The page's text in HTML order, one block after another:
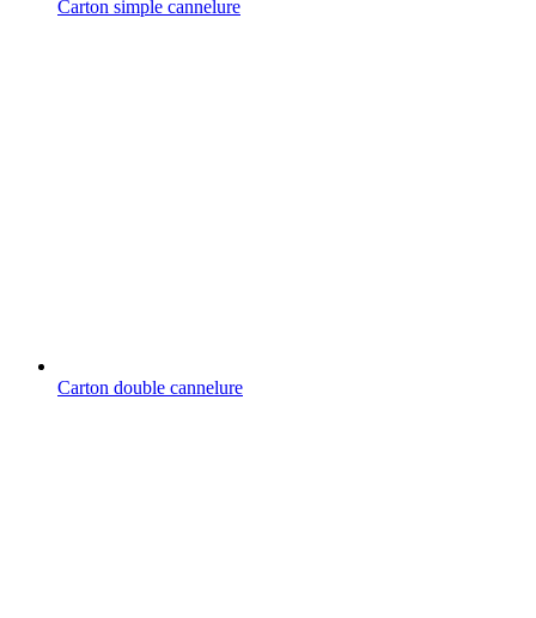
Carton simple cannelure
Carton double cannelure